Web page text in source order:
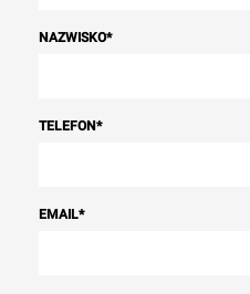
NAZWISKO*
TELEFON*
EMAIL*